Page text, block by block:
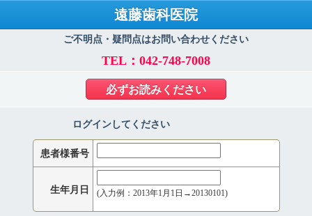
遠藤歯科医院
ご不明点・疑問点はお問い合わせください
TEL：042-748-7008
必ずお読みください
ログインしてください
患者様番号
生年月日 (入力例：2013年1月1日→20130101)